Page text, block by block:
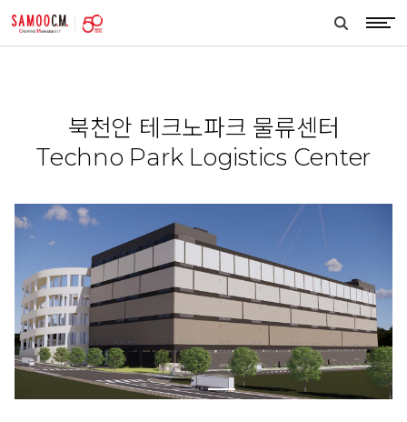
samoocm
search
북천안 테크노파크 물류센터
Techno Park Logistics Center